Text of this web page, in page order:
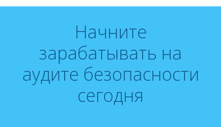
Начните
зарабатывать на
аудите безопасности
сегодня